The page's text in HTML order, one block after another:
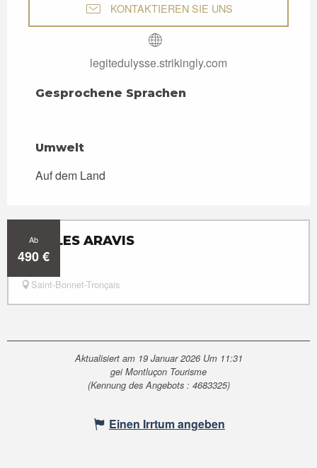
KONTAKTIEREN SIE UNS
legitedulysse.strikingly.com
Gesprochene Sprachen
Gesprochene Sprachen
Umwelt
Umwelt
Auf dem Land
Ab
490€
GÎTE LES ARAVIS
Saint-Bonnet-Tronçais
Aktualisiert am 19 Januar 2026 Um 11:31
gei Montluçon Tourisme
(Kennung des Angebots : 4683325)
Einen Irrtum angeben